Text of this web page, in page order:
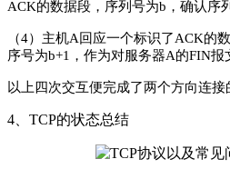
ACK的数据段，序列号为b ，确认序
（4）主机A回应一个标识了ACK的
序号为b+1 ，作为对服务器A的FIN报
以上四次交互便完成了两个方向连接
4、TCP的状态总结